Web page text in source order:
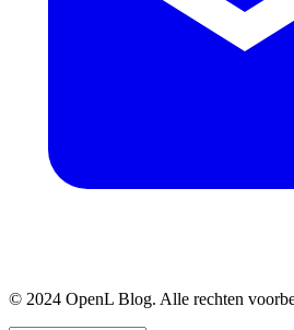
© 2024 OpenL Blog. Alle rechten